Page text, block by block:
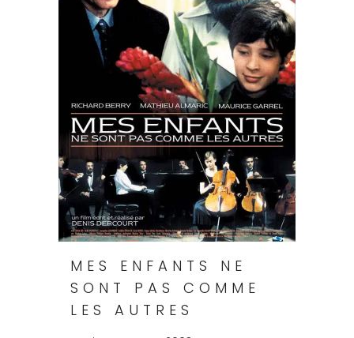
MES ENFANTS NE
SONT PAS COMME
LES AUTRES